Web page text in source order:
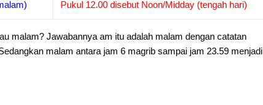
Pukul 12.00 disebut Noon/Midday (tengah hari)
malam? Jawabannya am itu adalah malam dengan catatan
malam antara jam 6 magrib sampai jam 23.59 menjadi